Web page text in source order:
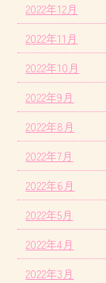
2022年12月
2022年11月
2022年10月
2022年9月
2022年8月
2022年7月
2022年6月
2022年5月
2022年4月
2022年3月